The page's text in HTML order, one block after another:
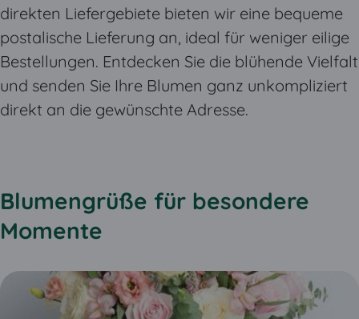
direkten Liefergebiete bieten wir eine bequeme
postalische Lieferung an, ideal für weniger eilige
Bestellungen. Entdecken Sie die blühende Vielfalt
und senden Sie Ihre Blumen ganz unkompliziert
direkt an die gewünschte Adresse.
Blumengrüße für besondere
Momente